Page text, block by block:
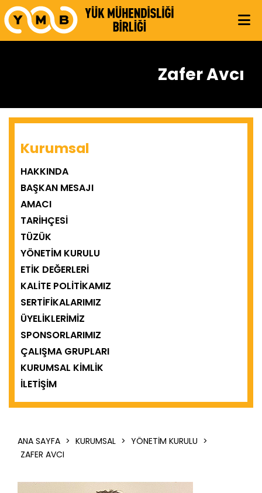
Zafer Avcı
Kurumsal
HAKKINDA
BAŞKAN MESAJI
AMACI
TARIHÇESI
TÜZÜK
YÖNETIM KURULU
ETIK DEĞERLERI
KALITE POLITIKAMIZ
SERTIFIKALARIMIZ
ÜYELIKLERIMIZ
SPONSORLARIMIZ
ÇALIŞMA GRUPLARI
KURUMSAL KIMLIK
İLETIŞIM
ANA SAYFA > KURUMSAL > YÖNETIM KURULU >
ZAFER AVCI